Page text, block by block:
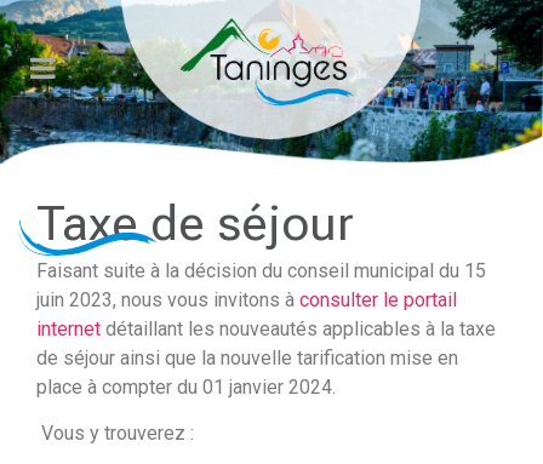
Veuillez
noter
:
Ce
site
Web
un
système
d'accessibilité.
Taxe de séjour
Faisant suite à la décision du conseil municipal du 15
juin 2023, nous vous invitons à consulter le portail
internet détaillant les nouveautés applicables à la taxe
de séjour ainsi que la nouvelle tarification mise en
place à compter du 01 janvier 2024.
Vous y trouverez :